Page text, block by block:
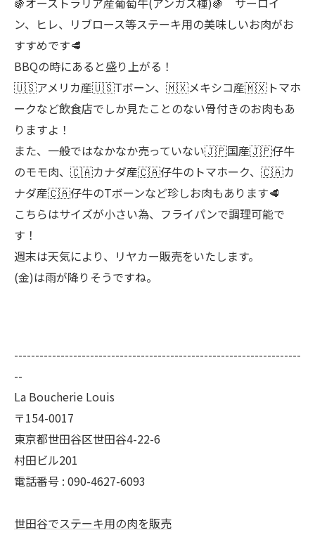
ン、ヒレ、リブロース等ステーキ用の美味しいお肉がお
すすめです🥩
BBQの時にあると盛り上がる！
🇺🇸アメリカ産🇺🇸Tボーン、🇲🇽メキシコ産🇲🇽トマホ
ークなど飲食店でしか見たことのない骨付きのお肉もあ
りますよ！
また、一般ではなかなか売っていない🇯🇵国産🇯🇵仔牛
のモモ肉、🇨🇦カナダ産🇨🇦仔牛のトマホーク、🇨🇦カ
ナダ産🇨🇦仔牛のTボーンなど珍しお肉もあります🥩
こちらはサイズが小さい為、フライパンで調理可能で
す！
週末は天気により、リヤカー販売をいたします。
(金)は雨が降りそうですね。
--------------------------------------------------------------------
--
La Boucherie Louis
〒154-0017
東京都世田谷区世田谷4-22-6
村田ビル201
電話番号 : 090-4627-6093
世田谷でステーキ用の肉を販売